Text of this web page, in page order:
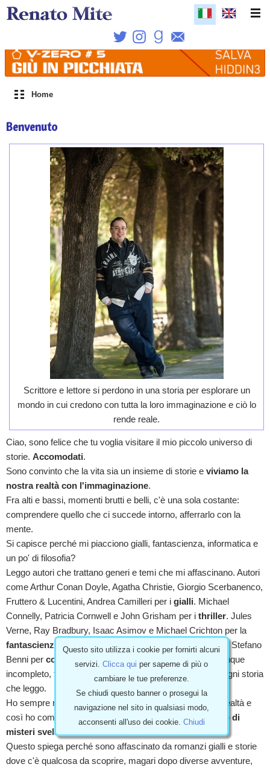
Home
Benvenuto
Scrittore e lettore si perdono in una storia per esplorare un
mondo in cui credono con tutta la loro immaginazione e ciò lo
rende reale.
Ciao, sono felice che tu voglia visitare il mio piccolo universo di
storie. Accomodati.
Sono convinto che la vita sia un insieme di storie e viviamo la
nostra realtà con l'immaginazione.
Fra alti e bassi, momenti brutti e belli, c'è una sola costante:
comprendere quello che ci succede intorno, afferrarlo con la
mente.
Si capisce perché mi piacciono gialli, fantascienza, informatica e
un po' di filosofia?
Leggo autori che trattano generi e temi che mi affascinano. Autori
come Arthur Conan Doyle, Agatha Christie, Giorgio Scerbanenco,
Fruttero & Lucentini, Andrea Camilleri per i gialli. Michael
Connelly, Patricia Cornwell e John Grisham per i thriller. Jules
Verne, Ray Bradbury, Isaac Asimov e Michael Crichton per la
fantascienza
. Douglas Adams, Luciano De Crescenzo e Stefano
Benni per comicità e fantasia
... L'elenco sarebbe comunque
incompleto, traggo sempre qualcosa su cui riflettere da ogni storia
che leggo.
Ho sempre riflettuto molto su cosa accade nella nostra realtà e
così ho cominciato a
fantasticare di realtà alternative o di
misteri svelati.
Questo spiega perché sono affascinato da romanzi gialli e storie
dove c'è qualcosa da scoprire, magari dopo diverse avventure,
Questo sito utilizza i cookie per fornirti alcuni
servizi.Clicca qui per saperne di più o
cambiare le tue preferenze.
Se chiudi questo banner o prosegui la
navigazione nel sito in qualsiasi modo,
acconsenti all'uso dei cookie. Chiudi